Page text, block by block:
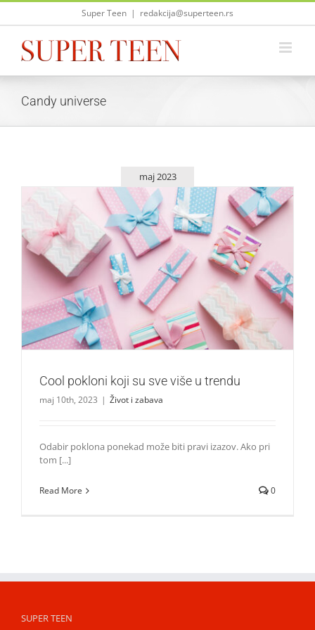
Skip
Super Teen | redakcija@superteen.rs
Candy universe
maj 2023
Cool pokloni koji su sve više u trendu
Život i zabava
Cool pokloni koji su sve više u trendu
maj 10th, 2023 | Život i zabava
Odabir poklona ponekad može biti pravi izazov. Ako pri
tom [...]
Read More 0
SUPER TEEN